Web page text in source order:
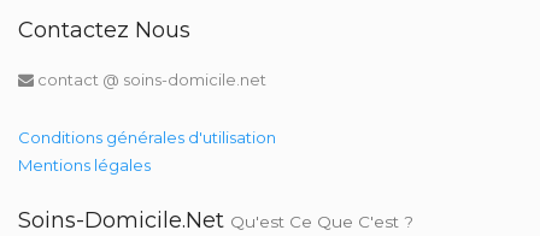
Contactez Nous
contact @ soins-domicile.net
Conditions générales d'utilisation
Mentions légales
Soins-Domicile.net Qu'est Ce Que C'est ?